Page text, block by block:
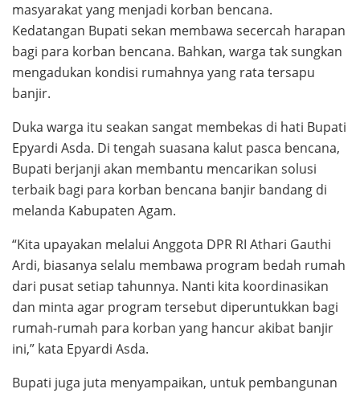
masyarakat yang menjadi korban bencana.
Kedatangan Bupati sekan membawa secercah harapan
bagi para korban bencana. Bahkan, warga tak sungkan
mengadukan kondisi rumahnya yang rata tersapu
banjir.
Duka warga itu seakan sangat membekas di hati Bupati
Epyardi Asda. Di tengah suasana kalut pasca bencana,
Bupati berjanji akan membantu mencarikan solusi
terbaik bagi para korban bencana banjir bandang di
melanda Kabupaten Agam.
“Kita upayakan melalui Anggota DPR RI Athari Gauthi
Ardi, biasanya selalu membawa program bedah rumah
dari pusat setiap tahunnya. Nanti kita koordinasikan
dan minta agar program tersebut diperuntukkan bagi
rumah-rumah para korban yang hancur akibat banjir
ini,” kata Epyardi Asda.
Bupati juga juta menyampaikan, untuk pembangunan